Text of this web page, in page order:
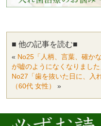
■ 他の記事を読む■
« No25「人柄、言葉、確か
が嘘のようになくなりました
No27「歯を抜いた日に、入
（60代 女性）
»